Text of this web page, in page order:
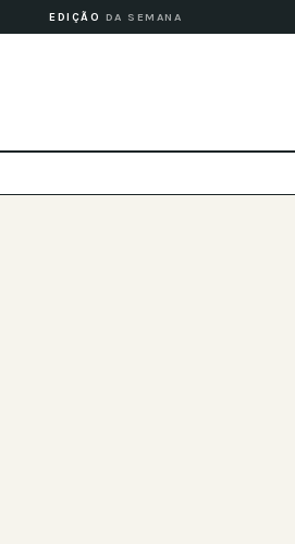
EDIÇÃO DA SEMANA